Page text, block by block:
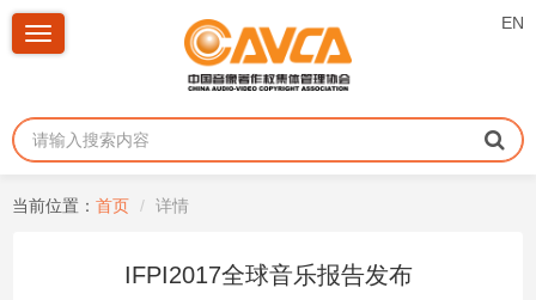
EN
Toggle
当前位置： 首页 详情
IFPI2017全球音乐报告发布